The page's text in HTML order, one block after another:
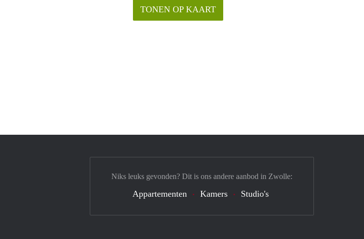
TONEN OP KAART
Niks leuks gevonden? Dit is ons andere aanbod in Zwolle:
Appartementen Kamers Studio's